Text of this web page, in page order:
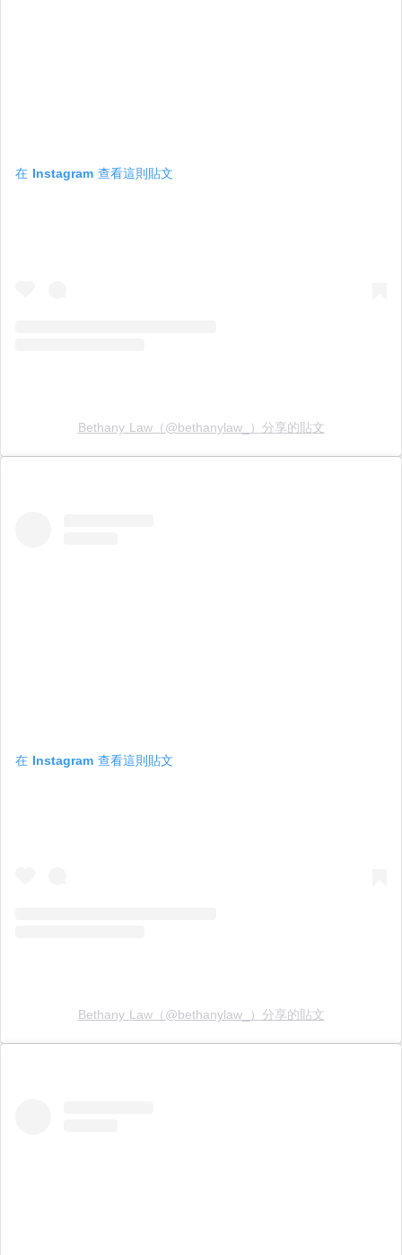
在 Instagram 查看這則貼文
Bethany Law（@bethanylaw_）分享的貼文
在 Instagram 查看這則貼文
Bethany Law（@bethanylaw_）分享的貼文